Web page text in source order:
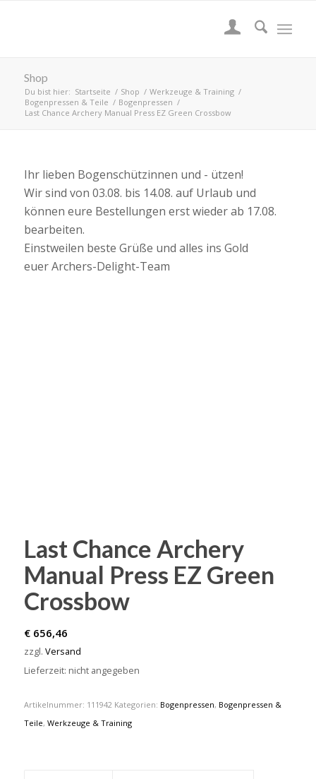
Shop
Du bist hier: Startseite / Shop / Werkzeuge & Training /
Bogenpressen & Teile / Bogenpressen /
Last Chance Archery Manual Press EZ Green Crossbow
Ihr lieben Bogenschützinnen und - ützen!
Wir sind von 03.08. bis 14.08. auf Urlaub und
können eure Bestellungen erst wieder ab 17.08.
bearbeiten.
Einstweilen beste Grüße und alles ins Gold
euer Archers-Delight-Team
Last Chance Archery
Manual Press EZ Green
Crossbow
€656,46
zzgl. Versand
Lieferzeit: nicht angegeben
Artikelnummer: 111942 Kategorien: Bogenpressen, Bogenpressen &
Teile, Werkzeuge & Training